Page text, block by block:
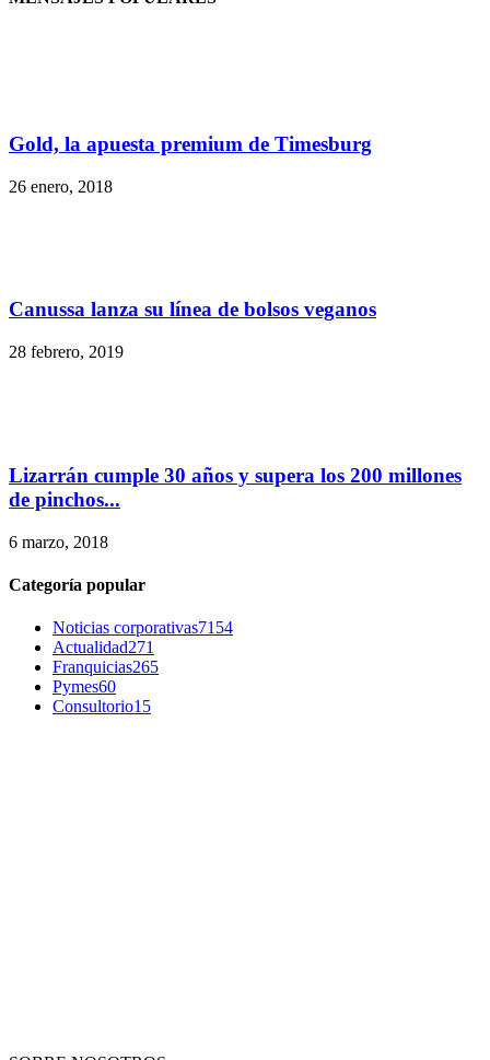
Gold, la apuesta premium de Timesburg
26 enero, 2018
Canussa lanza su línea de bolsos veganos
28 febrero, 2019
Lizarrán cumple 30 años y supera los 200 millones
de pinchos...
6 marzo, 2018
Categoría popular
Noticias corporativas7154
Actualidad271
Franquicias265
Pymes60
Consultorio15